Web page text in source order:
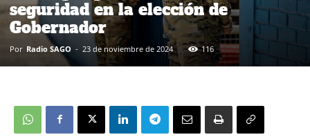
seguridad en la elección de
Gobernador
Por Radio SAGO - 23 de noviembre de 2024 116